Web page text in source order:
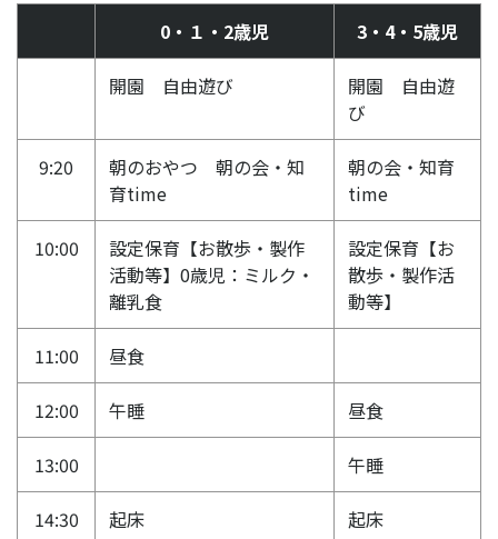
0・１・2歳児 3・4・5歳児
開園 自由遊び
開園 自由遊
び
9:20
朝のおやつ 朝の会・知
育time
朝の会・知育
time
10:00
設定保育【お散歩・製作
活動等】0歳児：ミルク・
離乳食
設定保育【お
散歩・製作活
動等】
11:00 昼食
12:00 午睡 昼食
13:00 午睡
14:30 起床 起床